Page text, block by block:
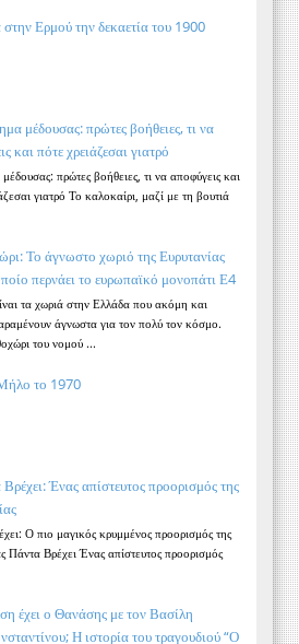
Ερμού την δεκαετία του 1900
μέδουσας: πρώτες βοήθειες, τι να
και πότε χρειάζεσαι γιατρό
πρώτες βοήθειες, τι να αποφύγεις και
γιατρό Το καλοκαίρι, μαζί με τη βουτιά
Το άγνωστο χωριό της Ευρυτανίας
περνάει το ευρωπαϊκό μονοπάτι Ε4
τα χωριά στην Ελλάδα που ακόμη και
άγνωστα για τον πολύ τον κόσμο.
του νομού ...
το 1970
Ένας απίστευτος προορισμός της
Ο πιο μαγικός κρυμμένος προορισμός της
Πάντα Βρέχει Ένας απίστευτος προορισμός
έχει ο Θανάσης με τον Βασίλη
Η ιστορία του τραγουδιού “Ο